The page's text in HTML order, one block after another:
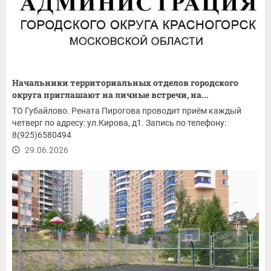
Начальники территориальных отделов городского
округа приглашают на личные встречи, на...
ТО Губайлово. Рената Пирогова проводит приём каждый
четверг по адресу: ул.Кирова, д1. Запись по телефону:
8(925)6580494
29.06.2026